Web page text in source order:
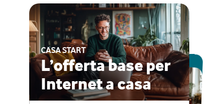
CASA START
L’offerta base per
Internet a casa
ESCLUSIVA ONLINE
CASA PRO